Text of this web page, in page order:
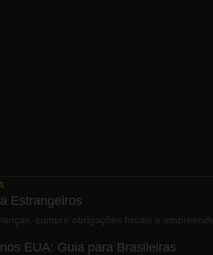
Estrangeiros
cumprir obrigações fiscais e
EUA: Guia para Brasileiras